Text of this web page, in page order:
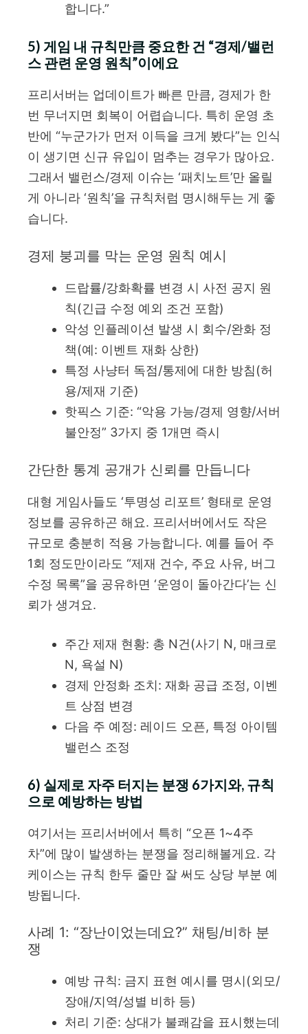
합니다.”
5) 게임 내 규칙만큼 중요한 건 “경제/밸런
스 관련 운영 원칙”이에요
프리서버는 업데이트가 빠른 만큼, 경제가 한
번 무너지면 회복이 어렵습니다. 특히 운영 초
반에 “누군가가 먼저 이득을 크게 봤다”는 인식
이 생기면 신규 유입이 멈추는 경우가 많아요.
그래서 밸런스/경제 이슈는 ‘패치노트’만 올릴
게 아니라 ‘원칙’을 규칙처럼 명시해두는 게 좋
습니다.
경제 붕괴를 막는 운영 원칙 예시
드랍률/강화확률 변경 시 사전 공지 원
칙(긴급 수정 예외 조건 포함)
악성 인플레이션 발생 시 회수/완화 정
책(예: 이벤트 재화 상한)
특정 사냥터 독점/통제에 대한 방침(허
용/제재 기준)
핫픽스 기준: “악용 가능/경제 영향/서버
불안정” 3가지 중 1개면 즉시
간단한 통계 공개가 신뢰를 만듭니다
대형 게임사들도 ‘투명성 리포트’ 형태로 운영
정보를 공유하곤 해요. 프리서버에서도 작은
규모로 충분히 적용 가능합니다. 예를 들어 주
1회 정도만이라도 “제재 건수, 주요 사유, 버그
수정 목록”을 공유하면 ‘운영이 돌아간다’는 신
뢰가 생겨요.
주간 제재 현황: 총 N건(사기 N, 매크로
N, 욕설 N)
경제 안정화 조치: 재화 공급 조정, 이벤
트 상점 변경
다음 주 예정: 레이드 오픈, 특정 아이템
밸런스 조정
6) 실제로 자주 터지는 분쟁 6가지와, 규칙
으로 예방하는 방법
여기서는 프리서버에서 특히 “오픈 1~4주
차”에 많이 발생하는 분쟁을 정리해볼게요. 각
케이스는 규칙 한두 줄만 잘 써도 상당 부분 예
방됩니다.
사례 1: “장난이었는데요?” 채팅/비하 분
쟁
예방 규칙: 금지 표현 예시를 명시(외모/
장애/지역/성별 비하 등)
처리 기준: 상대가 불쾌감을 표시했는데